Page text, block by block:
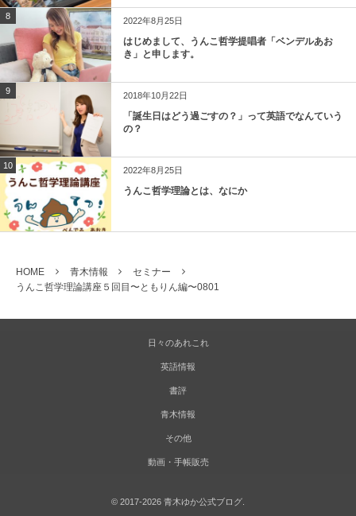
8 2022年8月25日
はじめまして、うんこ哲学提唱者「ベンデルあお
き」と申します。
9 2018年10月22日
「誕生日はどう過ごすの？」って英語でなんていう
の？
10 2022年8月25日
うんこ哲学理論とは、なにか
HOME 青木情報
セミナー
うんこ哲学理論講座５回目〜ともりん編〜0801
日々のあれこれ
英語情報
書評
青木情報
その他
動画・手帳販売
© 2017-2026 青木ゆか公式ブログ